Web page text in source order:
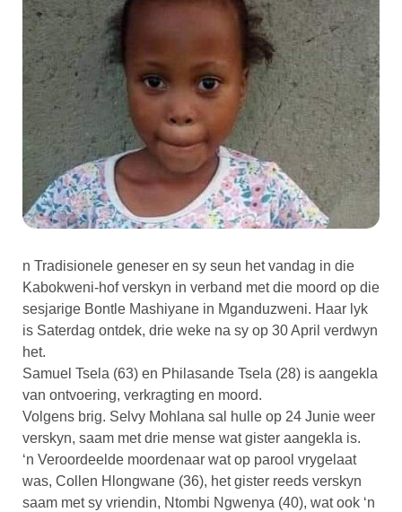
n Tradisionele geneser en sy seun het vandag in die
Kabokweni-hof verskyn in verband met die moord op die
sesjarige Bontle Mashiyane in Mganduzweni. Haar lyk
is Saterdag ontdek, drie weke na sy op 30 April verdwyn
het.
Samuel Tsela (63) en Philasande Tsela (28) is aangekla
van ontvoering, verkragting en moord.
Volgens brig. Selvy Mohlana sal hulle op 24 Junie weer
verskyn, saam met drie mense wat gister aangekla is.
‘n Veroordeelde moordenaar wat op parool vrygelaat
was, Collen Hlongwane (36), het gister reeds verskyn
saam met sy vriendin, Ntombi Ngwenya (40), wat ook ‘n